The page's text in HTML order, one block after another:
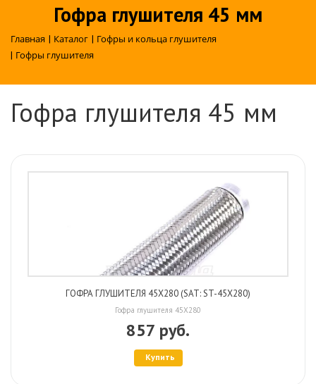
Гофра глушителя 45 мм
Главная | Каталог | Гофры и кольца глушителя
| Гофры глушителя
Гофра глушителя 45 мм
ГОФРА ГЛУШИТЕЛЯ 45X280 (SAT: ST-45X280)
Гофра глушителя 45X280
857 руб.
Купить